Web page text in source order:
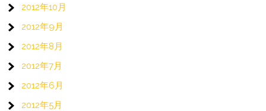
2012年10月
2012年9月
2012年8月
2012年7月
2012年6月
2012年5月